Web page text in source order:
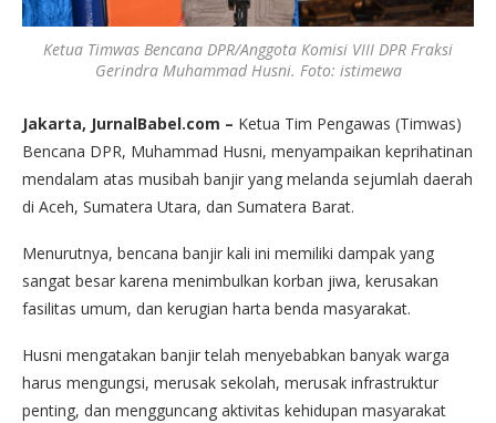
Ketua Timwas Bencana DPR/Anggota Komisi VIII DPR Fraksi
Gerindra Muhammad Husni. Foto: istimewa
Jakarta, JurnalBabel.com – Ketua Tim Pengawas (Timwas)
Bencana DPR, Muhammad Husni, menyampaikan keprihatinan
mendalam atas musibah banjir yang melanda sejumlah daerah
di Aceh, Sumatera Utara, dan Sumatera Barat.
Menurutnya, bencana banjir kali ini memiliki dampak yang
sangat besar karena menimbulkan korban jiwa, kerusakan
fasilitas umum, dan kerugian harta benda masyarakat.
Husni mengatakan banjir telah menyebabkan banyak warga
harus mengungsi, merusak sekolah, merusak infrastruktur
penting, dan mengguncang aktivitas kehidupan masyarakat